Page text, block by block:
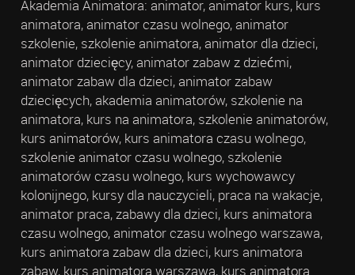
Akademia Animatora: animator, animator kurs, kurs
animatora, animator czasu wolnego, animator
szkolenie, szkolenie animatora, animator dla dzieci,
animator dziecięcy, animator zabaw z dziećmi,
animator zabaw dla dzieci, animator zabaw
dziecięcych, akademia animatorów, szkolenie na
animatora, kurs na animatora, szkolenie animatorów,
kurs animatorów, kurs animatora czasu wolnego,
szkolenie animator czasu wolnego, szkolenie
animatorów czasu wolnego, kurs wychowawcy
kolonijnego, kursy dla nauczycieli, praca na wakacje,
animator praca, zabawy dla dzieci, kurs animatora
czasu wolnego, animator czasu wolnego warszawa,
kurs animatora zabaw dla dzieci, kurs animatora
zabaw, kurs animatora warszawa, kurs animatora